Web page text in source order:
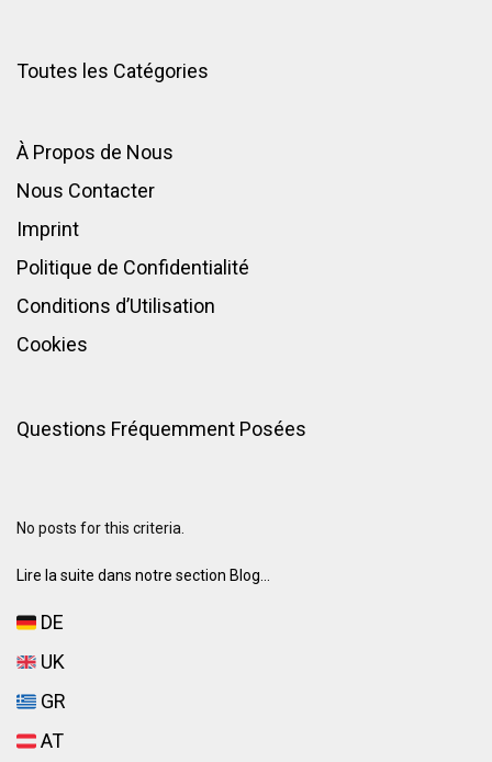
Toutes les Catégories
À Propos de Nous
Nous Contacter
Imprint
Politique de Confidentialité
Conditions d’Utilisation
Cookies
Questions Fréquemment Posées
No posts for this criteria.
Lire la suite dans notre section Blog...
DE
UK
GR
AT